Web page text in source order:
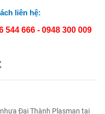
liên hệ:
544 666 - 0948 300 009
Đại Thành Plasman tại